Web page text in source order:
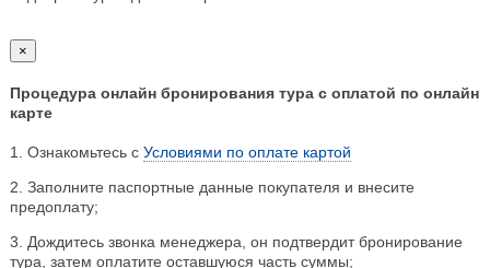
×
Процедура онлайн бронирования тура с оплатой по онлайн
карте
1. Ознакомьтесь с Условиями по оплате картой
2. Заполните паспортные данные покупателя и внесите
предоплату;
3. Дождитесь звонка менеджера, он подтвердит бронирование
тура, затем оплатите оставшуюся часть суммы;